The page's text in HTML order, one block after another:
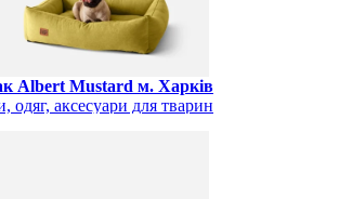
Albert Mustard м. Харків
одяг, аксесуари для тварин